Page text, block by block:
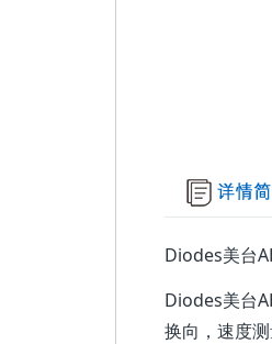
Diodes美台
Diodes美台
换向，速度